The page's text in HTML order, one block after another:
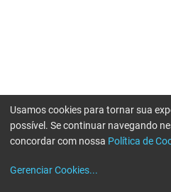
Usamos cookies para tornar sua
possível. Se continuar navegando
concordar com nossa Política de
Gerenciar Cookies...
Erro ao enviar informações, por